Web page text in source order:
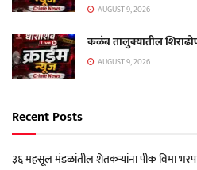
AUGUST 9, 2026
कळंब तालुक्यातील
AUGUST 9, 2026
Recent Posts
३६ महसूल मंडळांतील शेतकऱ्यांना पीक विमा